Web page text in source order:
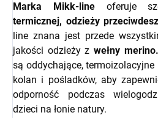
Marka Mikk-lineoferuje
termicznej, odzieży
line znana jest przede
jakości odzieży z wełny merino.
są oddychające,
kolan i pośladków, aby
odporność podczas
dzieci na łonie natury.